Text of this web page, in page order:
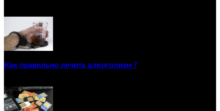
Как правильно лечить алкоголизм ?